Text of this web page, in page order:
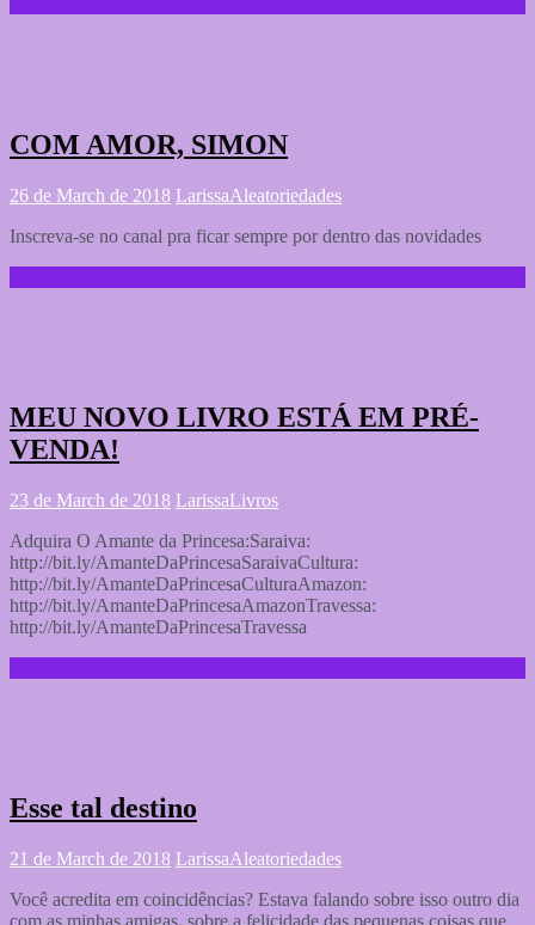
COM AMOR, SIMON
26 de March de 2018 LarissaAleatoriedades
Inscreva-se no canal pra ficar sempre por dentro das novidades
MEU NOVO LIVRO ESTÁ EM PRÉ-
VENDA!
23 de March de 2018 LarissaLivros
Adquira O Amante da Princesa:Saraiva:
http://bit.ly/AmanteDaPrincesaSaraivaCultura:
http://bit.ly/AmanteDaPrincesaCulturaAmazon:
http://bit.ly/AmanteDaPrincesaAmazonTravessa:
http://bit.ly/AmanteDaPrincesaTravessa
Esse tal destino
21 de March de 2018 LarissaAleatoriedades
Você acredita em coincidências? Estava falando sobre isso outro dia